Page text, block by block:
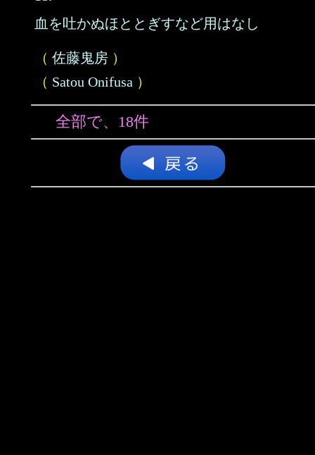
血を吐かぬほととぎすなど用はなし
（ 佐藤鬼房 ）
（ Satou Onifusa ）
全部で、18件